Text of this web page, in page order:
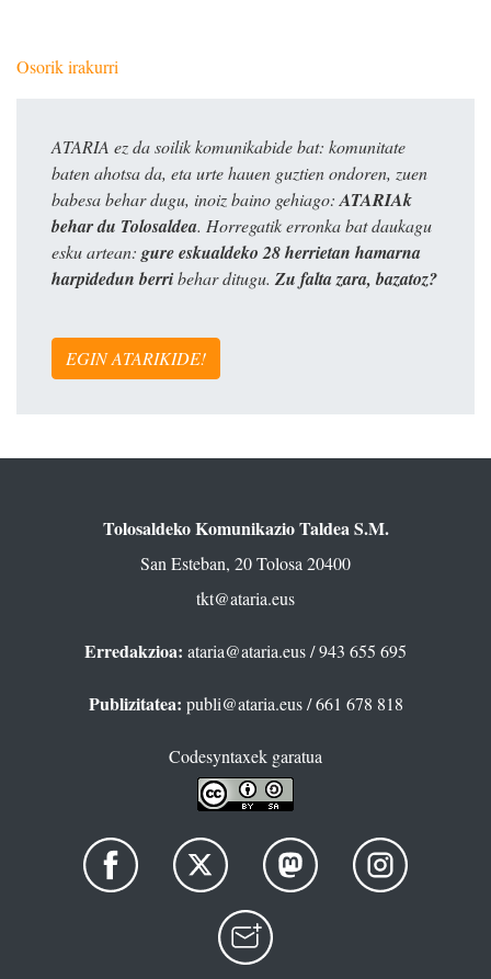
Osorik irakurri
ATARIA ez da soilik komunikabide bat: komunitate
baten ahotsa da, eta urte hauen guztien ondoren, zuen
babesa behar dugu, inoiz baino gehiago:ATARIAk
behar du Tolosaldea. Horregatik erronka bat daukagu
esku artean: gure eskualdeko 28 herrietan hamarna
harpidedun berribehar ditugu. Zu falta zara, bazatoz?
EGIN ATARIKIDE!
Tolosaldeko Komunikazio Taldea S.M.
San Esteban, 20 Tolosa 20400
tkt@ataria.eus
Erredakzioa: ataria@ataria.eus/ 943 655 695
Publizitatea: publi@ataria.eus/ 661 678 818
Codesyntaxek garatua